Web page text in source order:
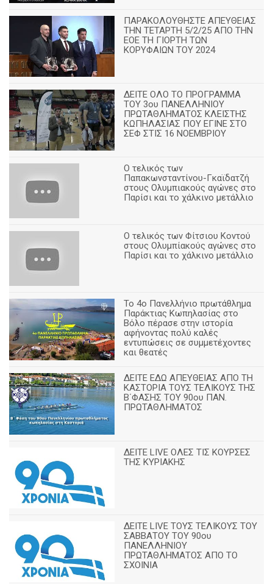
ΠΑΡΑΚΟΛΟΥΘΗΣΤΕ ΑΠΕΥΘΕΙΑΣ
ΤΗΝ ΤΕΤΑΡΤΗ 5/2/25 ΑΠΟ ΤΗΝ
ΕΟΕ ΤΗ ΓΙΟΡΤΗ ΤΩΝ
ΚΟΡΥΦΑΙΩΝ ΤΟΥ 2024
ΔΕΙΤΕ ΟΛΟ ΤΟ ΠΡΟΓΡΑΜΜΑ
ΤΟΥ 3ου ΠΑΝΕΛΛΗΝΙΟΥ
ΠΡΩΤΑΘΛΗΜΑΤΟΣ ΚΛΕΙΣΤΗΣ
ΚΩΠΗΛΑΣΙΑΣ ΠΟΥ ΕΓΙΝΕ ΣΤΟ
ΣΕΦ ΣΤΙΣ 16 ΝΟΕΜΒΡΙΟΥ
Ο τελικός των
Παπακωνσταντίνου-Γκαϊδατζή
στους Ολυμπιακούς αγώνες στο
Παρίσι και το χάλκινο μετάλλιο
Ο τελικός των Φίτσιου Κοντού
στους Ολυμπίακούς αγώνες στο
Παρίσι και το χάλκινο μετάλλιο
Το 4ο Πανελλήνιο πρωτάθλημα
Παράκτιας Κωπηλασίας στο
Βόλο πέρασε στην ιστορία
αφήνοντας πολύ καλές
εντυπώσεις σε συμμετέχοντες
και θεατές
ΔΕΙΤΕ ΕΔΩ ΑΠΕΥΘΕΙΑΣ ΑΠΟ ΤΗ
ΚΑΣΤΟΡΙΑ ΤΟΥΣ ΤΕΛΙΚΟΥΣ ΤΗΣ
Β΄ΦΑΣΗΣ ΤΟΥ 90ου ΠΑΝ.
ΠΡΩΤΑΘΛΗΜΑΤΟΣ
ΔΕΙΤΕ LIVE ΟΛΕΣ ΤΙΣ ΚΟΥΡΣΕΣ
ΤΗΣ ΚΥΡΙΑΚΗΣ
ΔΕΙΤΕ LIVE ΤΟΥΣ ΤΕΛΙΚΟΥΣ ΤΟΥ
ΣΑΒΒΑΤΟΥ ΤΟΥ 90ου
ΠΑΝΕΛΛΗΝΙΟΥ
ΠΡΩΤΑΘΛΗΜΑΤΟΣ ΑΠΟ ΤΟ
ΣΧΟΙΝΙΑ